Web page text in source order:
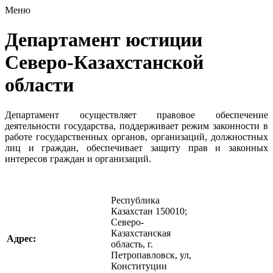
Меню
Департамент юстиции
Северо-Казахстанской
области
Департамент осуществляет правовое обеспечение
деятельности государства, поддерживает режим законности в
работе государственных органов, организаций, должностных
лиц и граждан, обеспечивает защиту прав и законных
интересов граждан и организаций.
Адрес:
Республика
Казахстан 150010;
Северо-
Казахстанская
область, г.
Петропавловск, ул,
Конституции